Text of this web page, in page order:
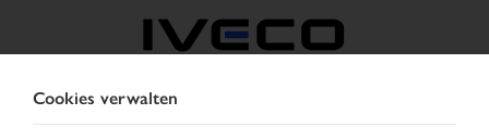
ÖSTERREICH
Cookies verwalten